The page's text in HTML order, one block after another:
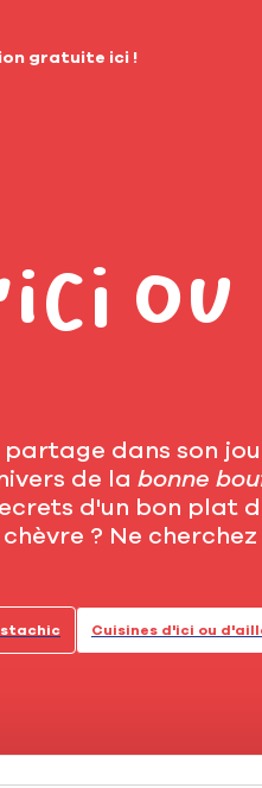
gratuite ici !
ou
dans son
de la bonne
d'un bon plat
? Ne
Cuisines d'ici ou